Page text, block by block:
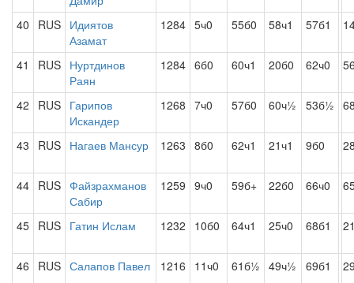
40
RUS Идиятов
Азамат
1284 5ч0 55б0 58ч1 57б1
41 RUS Нуртдинов
Раян
1284 6б0 60ч1 20б0 62ч0
42 RUS Гарипов
Искандер
1268 7ч0 57б0 60ч½ 53б½
43 RUS Нагаев Мансур 1263 8б0 62ч1 21ч1 9б0
44 RUS Файзрахманов
Сабир
1259 9ч0 59б+ 22б0 66ч0
45 RUS Гатин Ислам 1232 10б0 64ч1 25ч0 68б1
46 RUS Салапов Павел 1216 11ч0 61б½ 49ч½ 69б1